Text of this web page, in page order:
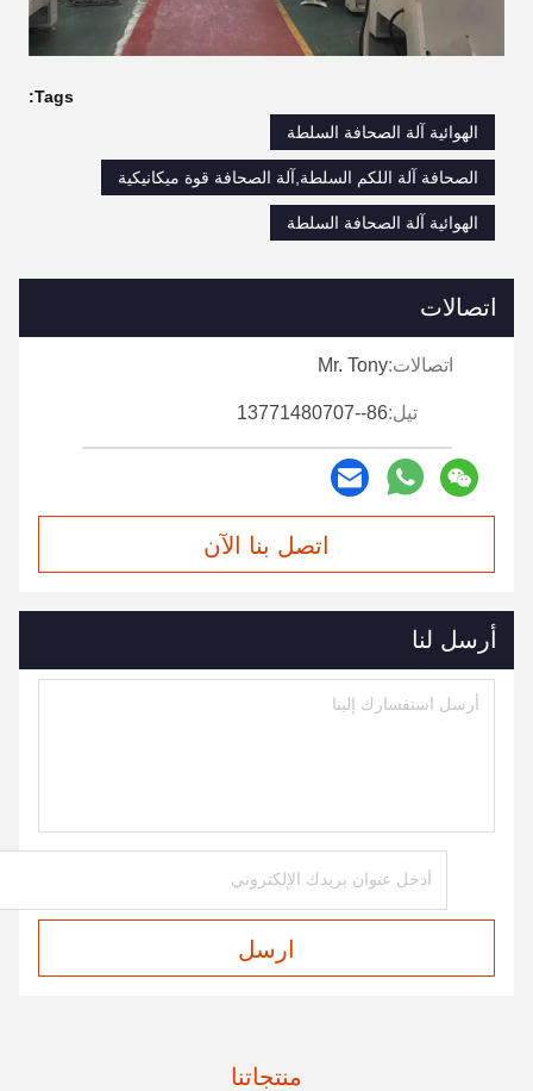
Tags:
الهوائية آلة الصحافة السلطة
الصحافة آلة اللكم السلطة,آلة الصحافة قوة ميكانيكية
الهوائية آلة الصحافة السلطة
اتصالات
اتصالات:Mr. Tony
تيل:86--13771480707
اتصل بنا الآن
أرسل لنا
ارسل
منتجاتنا